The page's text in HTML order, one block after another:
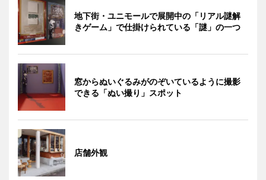
地下街・ユニモールで展開中の「リアル謎解
きゲーム」で仕掛けられている「謎」の一つ
窓からぬいぐるみがのぞいているように撮影
できる「ぬい撮り」スポット
店舗外観